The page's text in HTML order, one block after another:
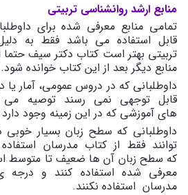
منابع ارشد روانشناسی تربیتی
تمامی منابع معرفی شده برای
قابل استفاده می باشد فقط به
تربیتی بهتر است کتاب دکتر سیف
منابع دیگر بعد از این کتاب خوانده شود.
داوطلبانی که در دروس عمومی، آمار
قابل توجهی نمی رسند توصیه
های آموزشی که در این زمینه وجود دارد
داوطلبانی که سطح زبان بسیار خوبی
توانند فقط از کتاب مدرسان
که سطح زبان آن ها ضعیف تا متوسط
معرفی شده استفاده کنند و درجه
مدرسان استفاده نکنند.